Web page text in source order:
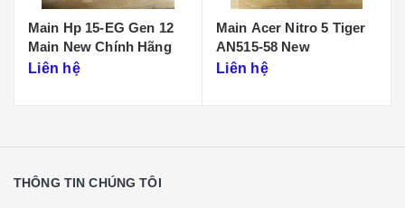
Main Acer Nitro 5 Tiger
AN515-58 New
Liên hệ
Main Lenovo Legion 5
Pro -16IAH7
Liên hệ
THÔNG TIN CHÚNG TÔI